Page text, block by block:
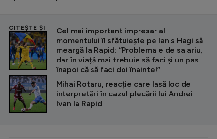
CITEȘTE ȘI
Cel mai important impresar al
momentului îl sfătuiește pe Ianis Hagi să
meargă la Rapid: “Problema e de salariu,
dar în viață mai trebuie să faci și un pas
înapoi că să faci doi înainte!”
Mihai Rotaru, reacție care lasă loc de
interpretări în cazul plecării lui Andrei
Ivan la Rapid